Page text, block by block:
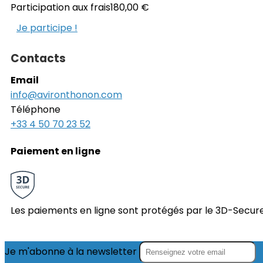
Participation aux frais180,00 €
Je participe !
Contacts
Email
info@avironthonon.com
Téléphone
+33 4 50 70 23 52
Paiement en ligne
Les paiements en ligne sont protégés par le 3D-
Je m'abonne à la newsletter